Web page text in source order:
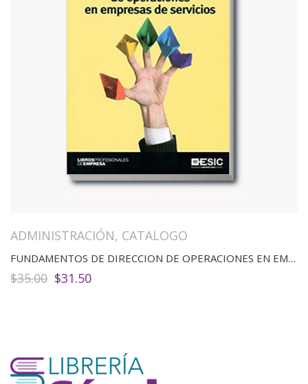
ADMINISTRACIÓN, CATALOGO
FUNDAMENTOS DE DIRECCION DE OPERACIONES EN EMPRESAS DE SERVICIOS
$35.00 El
$31.50El